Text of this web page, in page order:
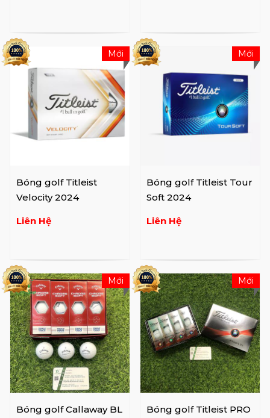
Bóng golf Titleist
Velocity 2024
Liên Hệ
Mới
Bóng golf Titleist Tour
Soft 2024
Liên Hệ
Mới
Bóng golf Callaway BL
Mới
Bóng golf Titleist PRO
Mới